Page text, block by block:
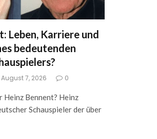
Leben, Karriere und
bedeutenden
August 7, 2026 0
Heinz Bennent? Heinz
Schauspieler der über